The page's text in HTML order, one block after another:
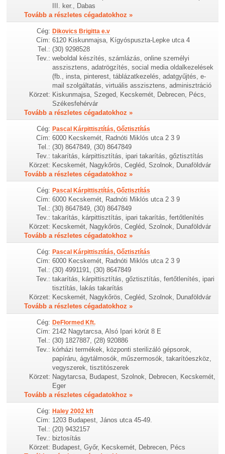
III. ker., Dabas
Tovább a részletes cégadatokhoz »
Cég: Dikovics Brigitta e.v
Cím: 6120 Kiskunmajsa, Kígyóspuszta-Lepke utca 4
Tel.: (30) 9298528
Tev.: weboldal készítés, számlázás, online személyi
asszisztens, adatrögzítés, social media oldalkezelések
(fb., insta, pinterest, táblázatkezelés, adatgyűjtés, e-
mail szolgáltatás, virtuális asszisztens, adminisztráció
Körzet: Kiskunmajsa, Szeged, Kecskemét, Debrecen, Pécs,
Székesfehérvár
Tovább a részletes cégadatokhoz »
Cég: Pascal Kárpittisztítás, Gőztisztítás
Cím: 6000 Kecskemét, Radnóti Miklós utca 2 3 9
Tel.: (30) 8647849, (30) 8647849
Tev.: takarítás, kárpittisztítás, ipari takarítás, gőztisztítás
Körzet: Kecskemét, Nagykőrös, Cegléd, Szolnok, Dunaföldvár
Tovább a részletes cégadatokhoz »
Cég: Pascal Kárpittisztítás, Gőztisztítás
Cím: 6000 Kecskemét, Radnóti Miklós utca 2 3 9
Tel.: (30) 8647849, (30) 8647849
Tev.: takarítás, kárpittisztítás, ipari takarítás, fertőtlenítés
Körzet: Kecskemét, Nagykőrös, Cegléd, Szolnok, Dunaföldvár
Tovább a részletes cégadatokhoz »
Cég: Pascal Kárpittisztítás, Gőztisztítás
Cím: 6000 Kecskemét, Radnóti Miklós utca 2 3 9
Tel.: (30) 4991191, (30) 8647849
Tev.: takarítás, kárpittisztítás, gőztisztítás, fertőtlenítés, ipari
tisztítás, lakás takarítás
Körzet: Kecskemét, Nagykőrös, Cegléd, Szolnok, Dunaföldvár
Tovább a részletes cégadatokhoz »
Cég: DeFlormed Kft.
Cím: 2142 Nagytarcsa, Alsó Ipari körút 8 E
Tel.: (30) 1827887, (28) 920886
Tev.: kórházi termékek, központi sterilizáló gépsorok,
papíráru, ágytálmosók, műszermosók, takarítóeszköz,
vegyszerek, tisztitószerek
Körzet: Nagytarcsa, Budapest, Szolnok, Debrecen, Kecskemét,
Eger
Tovább a részletes cégadatokhoz »
Cég: Haley 2002 kft
Cím: 1203 Budapest, János utca 45-49.
Tel.: (20) 9432157
Tev.: biztosítás
Körzet: Budapest, Győr, Kecskemét, Debrecen, Pécs